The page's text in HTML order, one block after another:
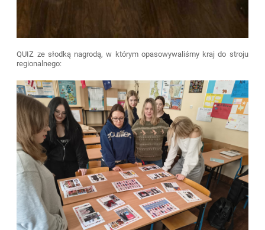
QUIZ ze słodką nagrodą, w którym opasowywaliśmy kraj do stroju
regionalnego: